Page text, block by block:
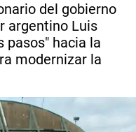
del gobierno
argentino Luis
pasos" hacia la
modernizar la